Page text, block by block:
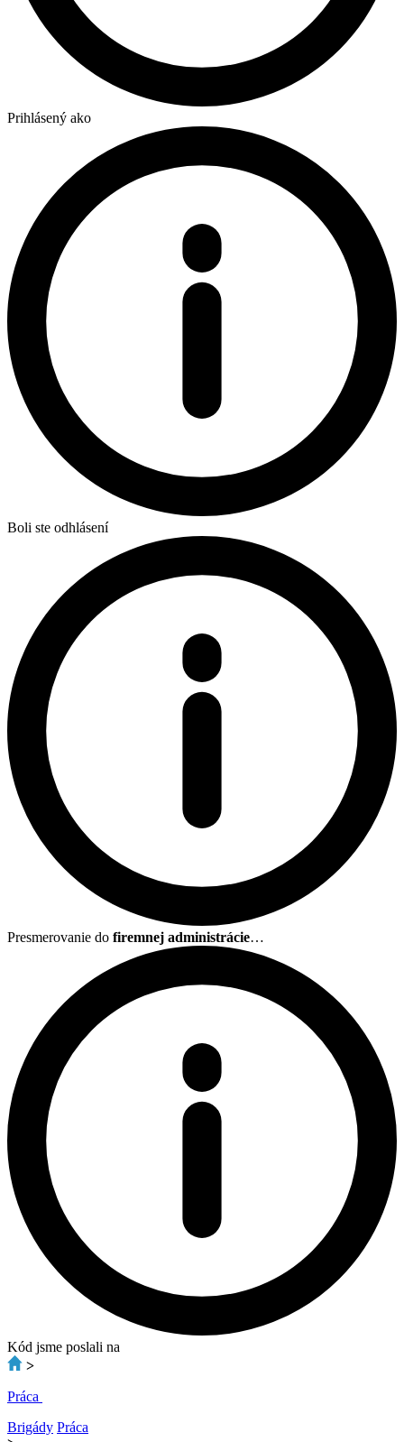
Prihlásený ako
Boli ste odhlásení
Presmerovanie do firemnej administrácie…
Kód jsme poslali na
>
Práca
Brigády Práca